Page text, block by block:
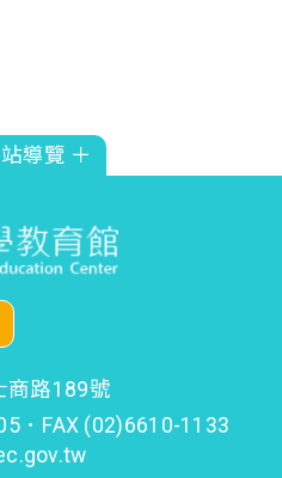
的科學-電燈
展-我的設計
導覽 ＋
商路189號
．FAX (02)6610-1133